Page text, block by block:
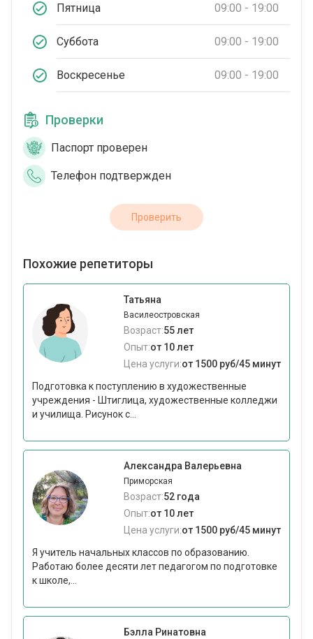
Пятница 09:00 - 19:00
Суббота 09:00 - 19:00
Воскресенье 09:00 - 19:00
Проверки
Паспорт проверен
Телефон подтвержден
Проверить
Похожие репетиторы
Татьяна
Василеостровская
Возраст:55 лет
Опыт:от 10 лет
Цена услуги:от 1500 руб/45 минут
Подготовка к поступлению в художественные
учреждения - Штиглица, художественные колледжи
и училища. Рисунок с...
Александра Валерьевна
Приморская
Возраст:52 года
Опыт:от 10 лет
Цена услуги:от 1500 руб/45 минут
Я учитель начальных классов по образованию.
Работаю более десяти лет педагогом по подготовке
к школе,...
Бэлла Ринатовна